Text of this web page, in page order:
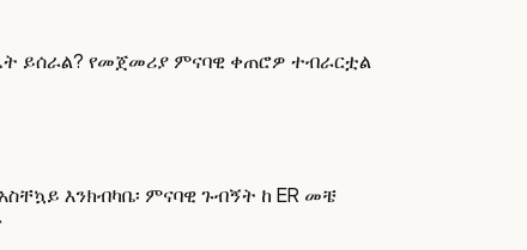
ይሰራል? የመጀመሪያ ምናባዊ ቀጠሮዎ ተብራርቷል
እንክብካቤ፡ ምናባዊ ጉብኝት ከ ER መቼ